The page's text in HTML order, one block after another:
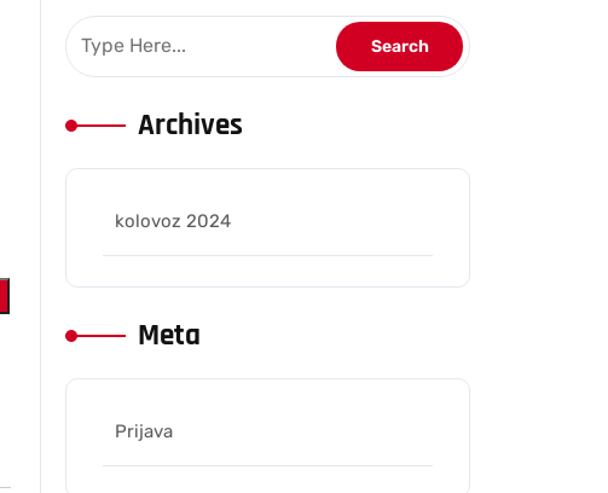
Archives
kolovoz 2024
Meta
Prijava